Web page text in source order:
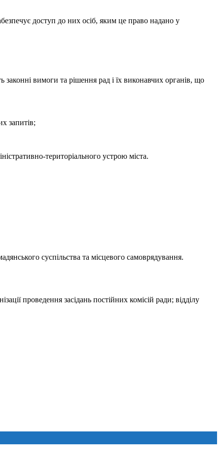
доступ до них осіб, яким це право надано у
вимоги та рішення рад і їх виконавчих органів, що
запитів;
територіального устрою міста.
суспільства та місцевого самоврядування.
проведення засідань постійних комісій ради; відділу